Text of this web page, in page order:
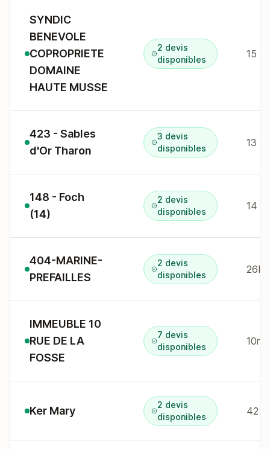
SYNDIC
BENEVOLE
COPROPRIETE
DOMAINE
HAUTE MUSSE
2 devis
disponibles
423 - Sables
d'Or Tharon
3 devis
disponibles
148 - Foch
(14)
2 devis
disponibles
14 r
404-MARINE-
PREFAILLES
2 devis
disponibles
26B
IMMEUBLE 10
RUE DE LA
FOSSE
7 devis
disponibles
10r
Ker Mary
2 devis
disponibles
42